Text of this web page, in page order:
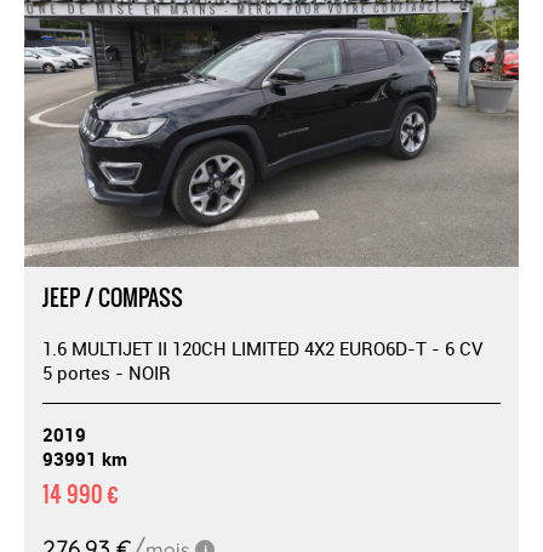
JEEP / COMPASS
1.6 MULTIJET II 120CH LIMITED 4X2 EURO6D-T - 6 CV
5 portes - NOIR
2019
93991 km
14 990 €